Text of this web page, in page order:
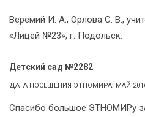
Веремий И. А., Орлова С. В.,
«Лицей №23», г. Подольск.
Детский сад №2282
ДАТА ПОСЕЩЕНИЯ ЭТНОМИРА: МАЙ
Спасибо большое ЭТНОМИРу